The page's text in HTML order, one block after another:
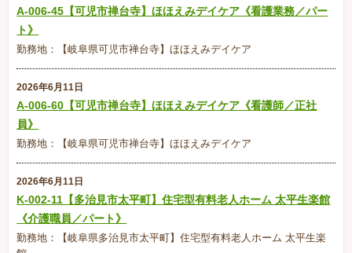
A-006-45【可児市禅台寺】ほほえみデイケア《看護業務／パー
ト》
勤務地：【岐阜県可児市禅台寺】ほほえみデイケア
2026年6月11日
A-006-60【可児市禅台寺】ほほえみデイケア《看護師／正社
員》
勤務地：【岐阜県可児市禅台寺】ほほえみデイケア
2026年6月11日
K-002-11【多治見市太平町】住宅型有料老人ホーム 太平生楽館
《介護職員／パート》
勤務地：【岐阜県多治見市太平町】住宅型有料老人ホーム 太平生楽